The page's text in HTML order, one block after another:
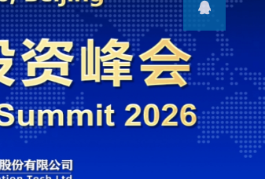
客服1
客服1